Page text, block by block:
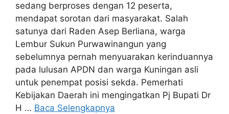
sedang berproses dengan 12 peserta,
mendapat sorotan dari masyarakat. Salah
satunya dari Raden Asep Berliana, warga
Lembur Sukun Purwawinangun yang
sebelumnya pernah menyuarakan kerinduannya
pada lulusan APDN dan warga Kuningan asli
untuk penempat posisi sekda. Pemerhati
Kebijakan Daerah ini mengingatkan Pj Bupati Dr
H … Baca Selengkapnya